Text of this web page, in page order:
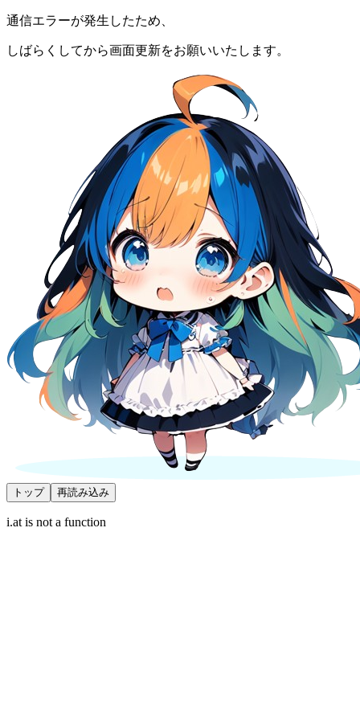
通信エラーが発生したため、
しばらくしてから画面更新をお願いいたします。
トップ 再読み込み
i.at is not a function